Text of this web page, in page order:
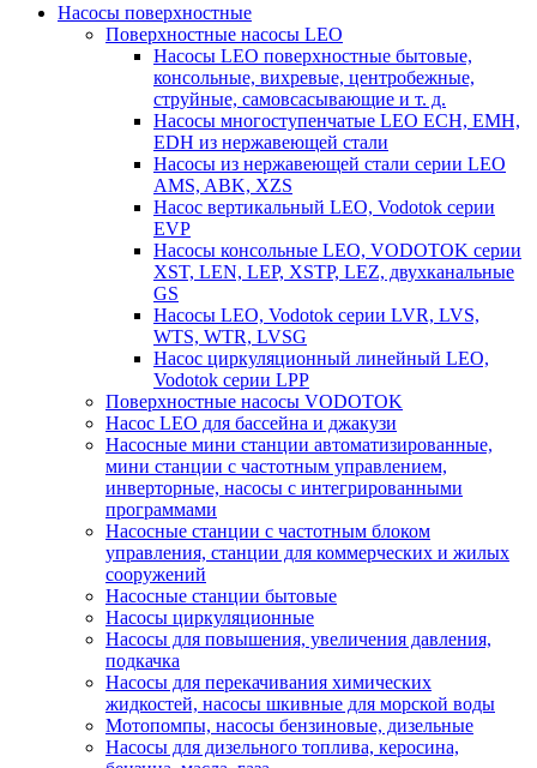
Насосы поверхностные
Поверхностные насосы LEO
Насосы LEO поверхностные бытовые,
консольные, вихревые, центробежные,
струйные, самовсасывающие и т. д.
Насосы многоступенчатые LEO ECH, EMH,
EDH из нержавеющей стали
Насосы из нержавеющей стали серии LEO
AMS, ABK, XZS
Насос вертикальный LEO, Vodotok серии
EVP
Насосы консольные LEO, VODOTOK серии
XST, LEN, LEP, XSTP, LEZ, двухканальные
GS
Насосы LEO, Vodotok серии LVR, LVS,
WTS, WTR, LVSG
Насос циркуляционный линейный LEO,
Vodotok серии LPP
Поверхностные насосы VODOTOK
Насос LEO для бассейна и джакузи
Насосные мини станции автоматизированные,
мини станции с частотным управлением,
инверторные, насосы с интегрированными
программами
Насосные станции с частотным блоком
управления, станции для коммерческих и жилых
сооружений
Насосные станции бытовые
Насосы циркуляционные
Насосы для повышения, увеличения давления,
подкачка
Насосы для перекачивания химических
жидкостей, насосы шкивные для морской воды
Мотопомпы, насосы бензиновые, дизельные
Насосы для дизельного топлива, керосина,